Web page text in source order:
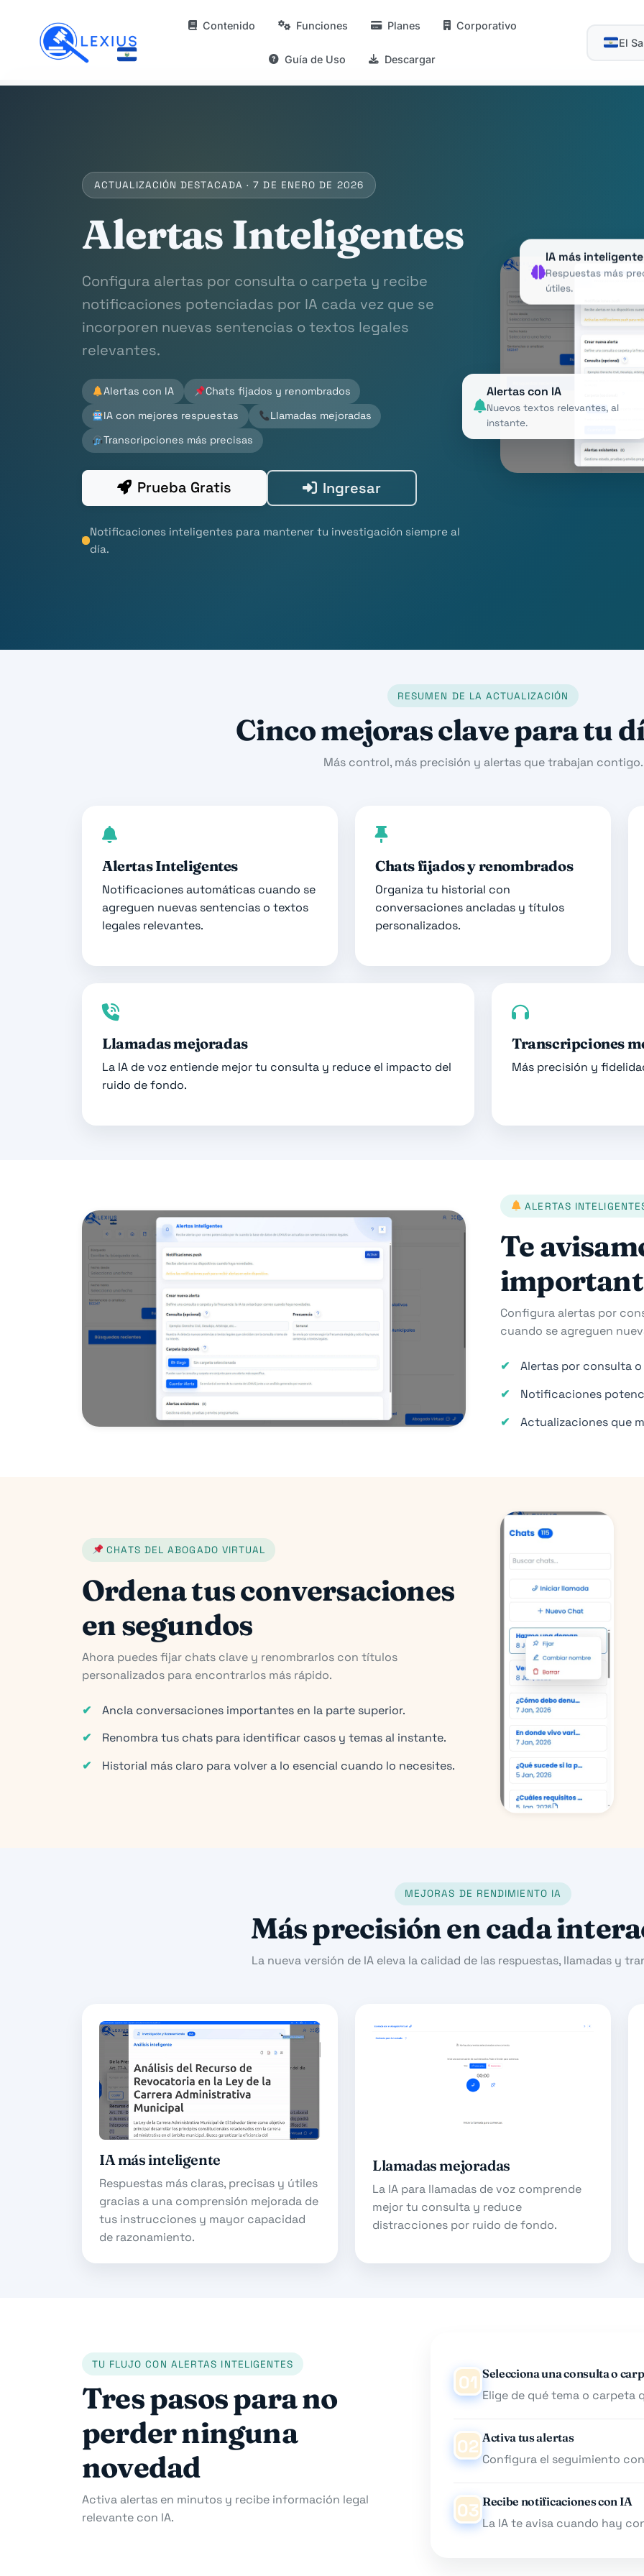
Contenido Funciones Planes Corporativo
Guía de Uso Descargar
El
ACTUALIZACIÓN DESTACADA · 7 DE ENERO DE 2026
Alertas Inteligentes
Configura alertas por consulta o carpeta y recibe
notificaciones potenciadas por IA cada vez que se
incorporen nuevas sentencias o textos legales
relevantes.
Alertas con IA
Chats fijados y renombrados
IA con mejores respuestas
Llamadas mejoradas
Transcripciones más precisas
Prueba Gratis Ingresar
Notificaciones inteligentes para mantener tu investigación siempre al
día.
Alertas con IA
Nuevos textos relevantes, al
instante.
IA más inteligente
Respuestas más
útiles.
RESUMEN DE LA ACTUALIZACIÓN
Cinco mejoras clave para tu
Más control, más precisión y alertas que trabajan contigo.
Alertas Inteligentes
Notificaciones automáticas cuando se
agreguen nuevas sentencias o textos
legales relevantes.
Chats fijados y renombrados
Organiza tu historial con
conversaciones ancladas y títulos
personalizados.
Llamadas mejoradas
La IA de voz entiende mejor tu consulta y reduce el impacto del
ruido de fondo.
Transcripciones
Más precisión y
ALERTAS
Te
Configura alertas por
cuando se agreguen
Alertas por consulta
Notificaciones
Actualizaciones que
CHATS DEL ABOGADO VIRTUAL
Ordena tus conversaciones
en segundos
Ahora puedes fijar chats clave y renombrarlos con títulos
personalizados para encontrarlos más rápido.
Ancla conversaciones importantes en la parte superior.
Renombra tus chats para identificar casos y temas al instante.
Historial más claro para volver a lo esencial cuando lo necesites.
MEJORAS DE RENDIMIENTO IA
Más precisión en cada
La nueva versión de IA eleva la calidad de las respuestas, llamadas y
IA más inteligente
Respuestas más claras, precisas y útiles
gracias a una comprensión mejorada de
tus instrucciones y mayor capacidad
de razonamiento.
Llamadas mejoradas
La IA para llamadas de voz comprende
mejor tu consulta y reduce
distracciones por ruido de fondo.
TU FLUJO CON ALERTAS INTELIGENTES
Tres pasos para no
perder ninguna
novedad
Activa alertas en minutos y recibe información legal
relevante con IA.
01 Selecciona una consulta o
Elige de qué tema o carpeta
02 Activa tus alertas
Configura el seguimiento
03 Recibe notificaciones con IA
La IA te avisa cuando hay